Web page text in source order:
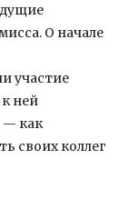
О начале
участие
ней
— как
своих коллег